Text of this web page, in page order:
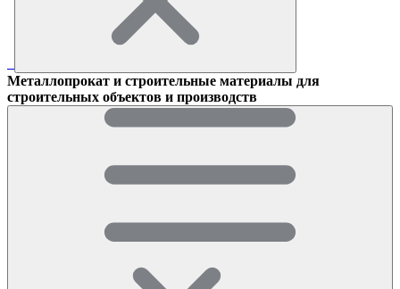
Металлопрокат и строительные материалы для
строительных объектов и производств